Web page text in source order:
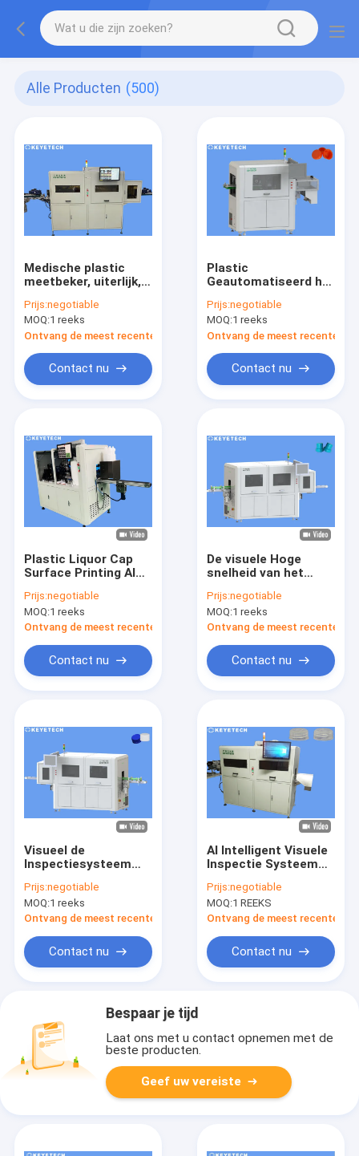
Alle Producten (500)
Medische plastic
meetbeker, uiterlijk,
sorteerapparatuur
Prijs:negotiable
MOQ:1 reeks
Ontvang de meest recente Prijs
Contact nu
Plastic
Geautomatiseerd het
van de Kroonkurken
Optisch Visueel
Inspectie
Prijs:negotiable
MOQ:1 reeks
Ontvang de meest recente
Contact nu
Plastic Liquor Cap
Surface Printing AI
Machine
Prijs:negotiable
MOQ:1 reeks
Ontvang de meest recente Prijs
Contact nu
De visuele Hoge
snelheid van het
loopt Detector voor
Detergent Kappen
over
Prijs:negotiable
MOQ:1 reeks
Ontvang de meest recente
Contact nu
Visueel de
Inspectiesysteem
mm GLB met Online
Verwerpingsfunctie
Prijs:negotiable
MOQ:1 reeks
Ontvang de meest recente Prijs
Contact nu
AI Intelligent Visuele
Inspectie Systeem
Flessendoppen
Prijs:negotiable
MOQ:1 REEKS
Ontvang de meest recente
Contact nu
Bespaar je tijd
Laat ons met u contact opnemen met de
beste producten.
Geef uw vereiste